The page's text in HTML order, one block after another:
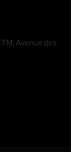
Avenue des